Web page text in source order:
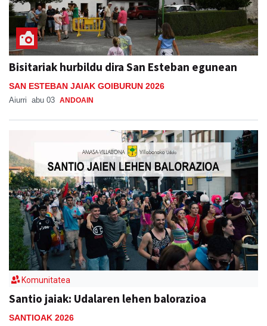
Bisitariak hurbildu dira San Esteban egunean
SAN ESTEBAN JAIAK GOIBURUN 2026
Aiurri abu 03 ANDOAIN
Komunitatea
Santio jaiak: Udalaren lehen balorazioa
SANTIOAK 2026